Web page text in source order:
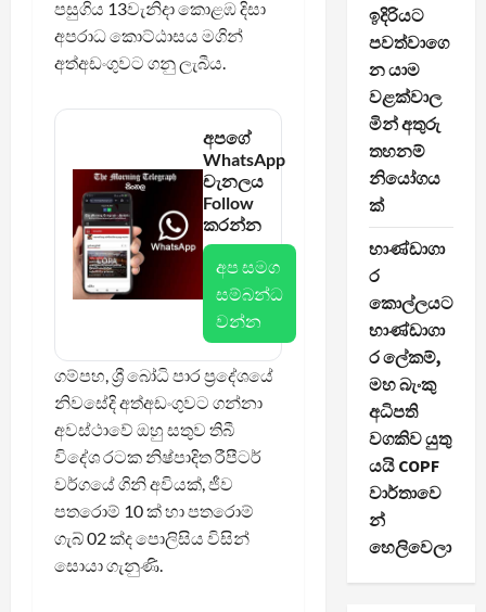
පසුගිය 13වැනිදා කොළඹ දිසා
අපරාධ කොට්ඨාසය මගින්
අත්අඩංගුවට ගනු ලැබීය.
අපගේ
WhatsApp
චැනලය
Follow
කරන්න
අප සමග
සම්බන්ධ
වන්න
ගම්පහ, ශ්‍රී බෝධි පාර ප්‍රදේශයේ
නිවසේදි අත්අඩංගුවට ගන්නා
අවස්ථාවේ ඔහු සතුව තිබී
විදේශ රටක නිෂ්පාදිත රීපීටර්
වර්ගයේ ගිනි අවියක්, ජීව
පතරොම් 10 ක් හා පතරොම්
ගැබ් 02 ක්ද පොලිසිය විසින්
සොයා ගැනුණි.
ඉදිරියට
පවත්වාගෙ
න යාම
වළක්වාල
මින් අතුරු
තහනම්
නියෝගය
ක්
භාණ්ඩාගා
ර
කොල්ලයට
භාණ්ඩාගා
ර ලේකම්,
මහ බැංකු
අධිපති
වගකිව යුතු
යයි COPF
වාර්තාවෙ
න්
හෙලිවෙලා